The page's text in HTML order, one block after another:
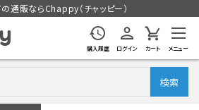
通販ならChappy（チャッピー）
購入履歴 ログイン カート メニュー
検索